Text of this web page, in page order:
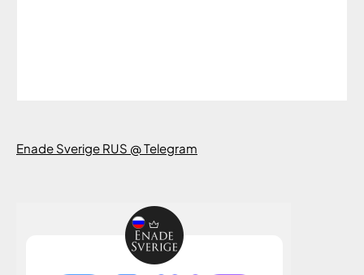
Enade Sverige RUS @ Telegram